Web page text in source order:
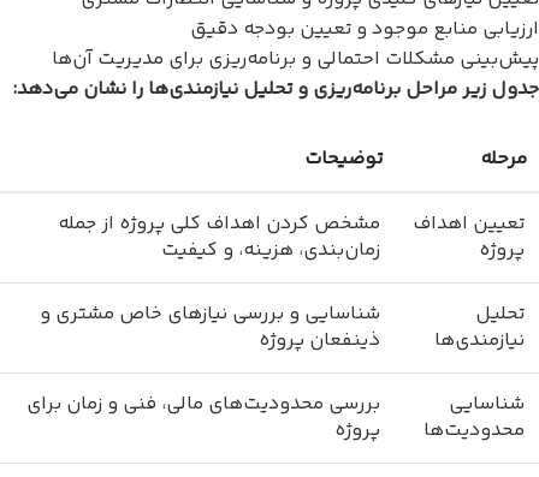
ارزیابی منابع موجود و تعیین بودجه دقیق
پیش‌بینی مشکلات احتمالی و برنامه‌ریزی برای مدیریت آن‌ها
جدول زیر مراحل برنامه‌ریزی و تحلیل نیازمندی‌ها را نشان می‌دهد:
مرحله توضیحات
تعیین اهداف
پروژه
مشخص کردن اهداف کلی پروژه از جمله
زمان‌بندی، هزینه، و کیفیت
تحلیل
نیازمندی‌ها
شناسایی و بررسی نیازهای خاص مشتری و
ذینفعان پروژه
شناسایی
محدودیت‌ها
بررسی محدودیت‌های مالی، فنی و زمان برای
پروژه